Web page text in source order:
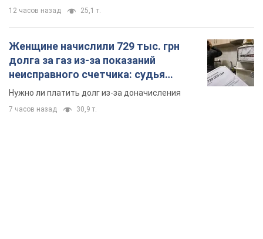
12 часов назад 25,1 т.
Женщине начислили 729 тыс. грн
долга за газ из-за показаний
неисправного счетчика: судья
вынес неожиданное решение
Нужно ли платить долг из-за доначисления
7 часов назад 30,9 т.